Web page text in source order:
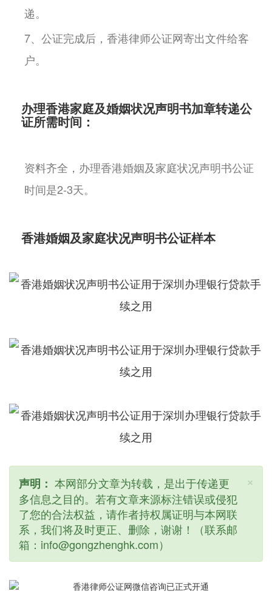
递。
7、公证完成后，香港律师公证网寄出文件给客
户。
办理香港家庭及婚姻状况声明书加章转递公
证所需时间：
资料齐全，办理香港婚姻及家庭状况声明书公证
时间是2-3天。
香港婚姻及家庭状况声明书公证样本
×
声明： 本网部分文章为转载，是出于传递更
多信息之目的。若有文章来源标注错误或侵犯
了您的合法权益，请作者持权属证明与本网联
系，我们将及时更正、删除，谢谢！（联系邮
箱：info@gongzhenghk.com）